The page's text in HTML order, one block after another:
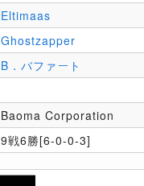
Eltimaas
Ghostzapper
B．バファート
Baoma Corporation
9戦6勝[6-0-0-3]